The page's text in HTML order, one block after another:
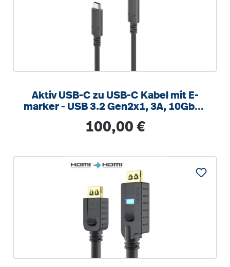
Aktiv USB-C zu USB-C Kabel mit E-
marker - USB 3.2 Gen2x1, 3A, 10Gbps
Regulärer Preis:
100,00 €